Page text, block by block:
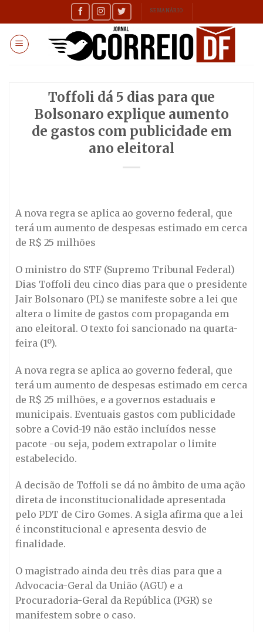
to
content
SEMANÁRIO
Toffoli dá 5 dias para que
Bolsonaro explique aumento
de gastos com publicidade em
ano eleitoral
A nova regra se aplica ao governo federal, que
terá um aumento de despesas estimado em cerca
de R$ 25 milhões
O ministro do STF (Supremo Tribunal Federal)
Dias Toffoli deu cinco dias para que o presidente
Jair Bolsonaro (PL) se manifeste sobre a lei que
altera o limite de gastos com propaganda em
ano eleitoral. O texto foi sancionado na quarta-
feira (1º).
A nova regra se aplica ao governo federal, que
terá um aumento de despesas estimado em cerca
de R$ 25 milhões, e a governos estaduais e
municipais. Eventuais gastos com publicidade
sobre a Covid-19 não estão incluídos nesse
pacote -ou seja, podem extrapolar o limite
estabelecido.
A decisão de Toffoli se dá no âmbito de uma ação
direta de inconstitucionalidade apresentada
pelo PDT de Ciro Gomes. A sigla afirma que a lei
é inconstitucional e apresenta desvio de
finalidade.
O magistrado ainda deu três dias para que a
Advocacia-Geral da União (AGU) e a
Procuradoria-Geral da República (PGR) se
manifestem sobre o caso.